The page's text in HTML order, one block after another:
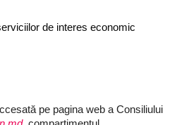
de interes economic
pe pagina web a Consiliului